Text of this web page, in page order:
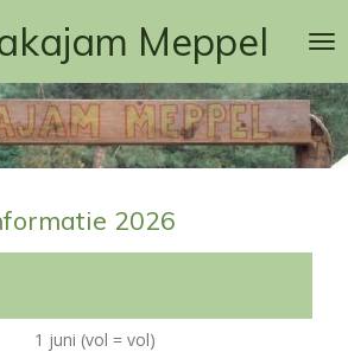
Meppel
2026
1 juni (vol = vol)